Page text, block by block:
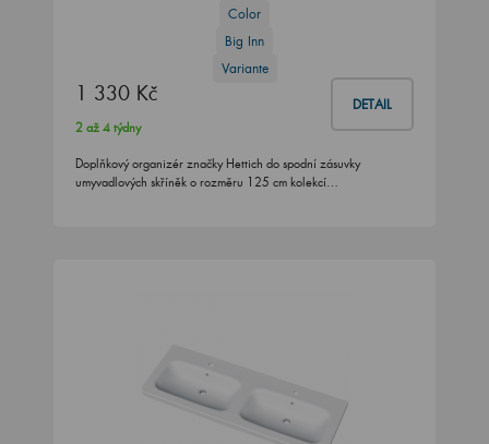
Color
Big Inn
Variante
1 330 Kč DETAIL
2 až 4 týdny
Doplňkový organizér značky Hettich do spodní zásuvky
umyvadlových skříněk o rozměru 125 cm kolekcí…